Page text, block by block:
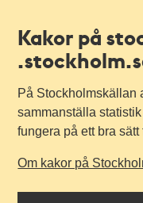
Kakor på
På Stockholmskällan
sammanställa
fungera på ett bra sätt
Om kakor på